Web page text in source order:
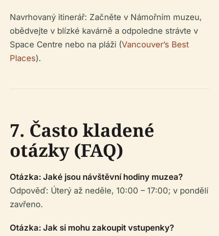
Navrhovaný itinerář: Začněte v Námořním muzeu,
obědvejte v blízké kavárně a odpoledne strávte v
Space Centre nebo na pláži (Vancouver’s Best
Places).
7. Často kladené
otázky (FAQ)
Otázka: Jaké jsou návštěvní hodiny muzea?
Odpověď: Úterý až neděle, 10:00 – 17:00; v pondělí
zavřeno.
Otázka: Jak si mohu zakoupit vstupenky?